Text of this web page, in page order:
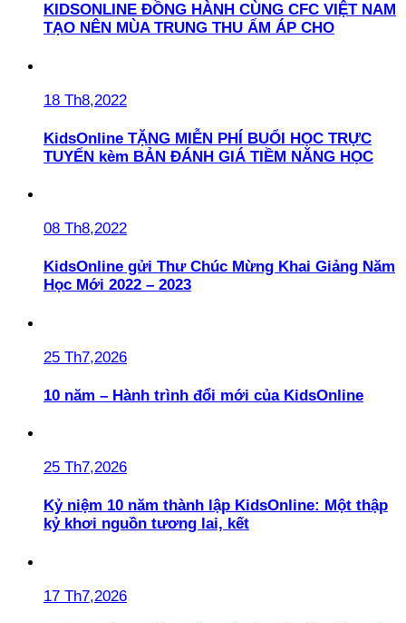
KIDSONLINE ĐỒNG HÀNH CÙNG CFC VIỆT NAM
TẠO NÊN MÙA TRUNG THU ẤM ÁP CHO
18 Th8,2022
KidsOnline TẶNG MIỄN PHÍ BUỔI HỌC TRỰC
TUYẾN kèm BẢN ĐÁNH GIÁ TIỀM NĂNG HỌC
08 Th8,2022
KidsOnline gửi Thư Chúc Mừng Khai Giảng Năm
Học Mới 2022 – 2023
25 Th7,2026
10 năm – Hành trình đổi mới của KidsOnline
25 Th7,2026
Kỷ niệm 10 năm thành lập KidsOnline: Một thập
kỷ khơi nguồn tương lai, kết
17 Th7,2026